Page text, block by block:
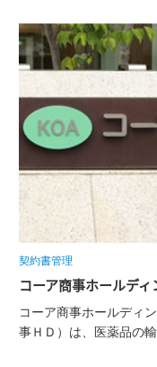
契約書管理
コーア商事ホールデ
コーア商事ホールディ
事ＨＤ）は、医薬品の